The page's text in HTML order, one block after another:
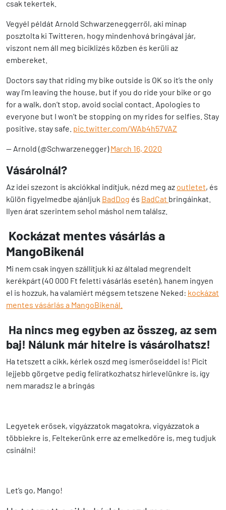
csak tekertek.
Vegyél példát Arnold Schwarzeneggerről, aki minap
posztolta ki Twitteren, hogy mindenhová bringával jár,
viszont nem áll meg biciklizés közben és kerüli az
embereket.
Doctors say that riding my bike outside is OK so it’s the only
way I’m leaving the house, but if you do ride your bike or go
for a walk, don’t stop, avoid social contact. Apologies to
everyone but I won’t be stopping on my rides for selfies. Stay
positive, stay safe. pic.twitter.com/WAb4h57VAZ
— Arnold (@Schwarzenegger)March 16, 2020
Vásárolnál?
Az idei szezont is akciókkal indítjuk, nézd meg az outletet, és
külön figyelmedbe ajánljuk BadDog és BadCat bringáinkat.
Ilyen árat szerintem sehol máshol nem találsz.
Kockázat mentes vásárlás a
MangoBikenál
Mi nem csak ingyen szállítjuk ki az általad megrendelt
kerékpárt (40 000 Ft feletti vásárlás esetén), hanem ingyen
el is hozzuk, ha valamiért mégsem tetszene Neked: kockázat
mentes vásárlás a MangoBikenál.
Ha nincs meg egyben az összeg, az sem
baj! Nálunk már hitelre is vásárolhatsz!
Ha tetszett a cikk, kérlek oszd meg ismerőseiddel is! Picit
lejjebb görgetve pedig feliratkozhatsz hírlevelünkre is, így
nem maradsz le a bringás
Legyetek erősek, vigyázzatok magatokra, vigyázzatok a
többiekre is. Feltekerünk erre az emelkedőre is, meg tudjuk
csinálni!
Let’s go, Mango!